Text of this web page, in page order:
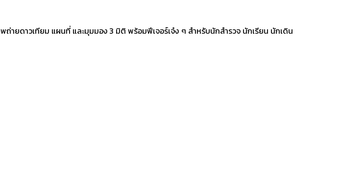
ายดาวเทียม แผนที่ และมุมมอง 3 มิติ พร้อมฟีเจอร์เจ๋ง ๆ สำหรับนักสำรวจ นักเรียน นักเดิน